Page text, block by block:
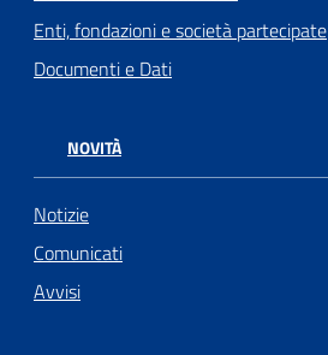
Enti, fondazioni e società partecipate
Documenti e Dati
NOVITÀ
Notizie
Comunicati
Avvisi